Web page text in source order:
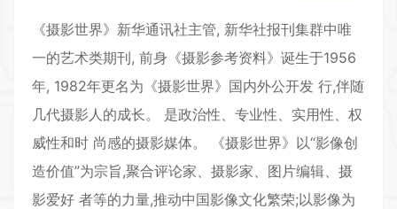
《摄影世界》新华通讯社主管, 新华社报刊集群中唯
一的艺术类期刊, 前身《摄影参考资料》诞生于1956
年, 1982年更名为《摄影世界》国内外公开发 行,伴随
几代摄影人的成长。 是政治性、专业性、实用性、权
威性和时 尚感的摄影媒体。 《摄影世界》以“影像创
造价值”为宗旨,聚合评论家、摄影家、图片编辑、摄
影爱好 者等的力量,推动中国影像文化繁荣;以影像为